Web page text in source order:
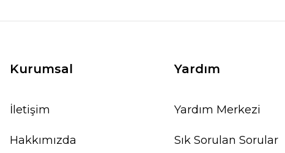
Kurumsal
İletişim
Hakkımızda
Yardım
Yardım Merkezi
Sık Sorulan Sorular